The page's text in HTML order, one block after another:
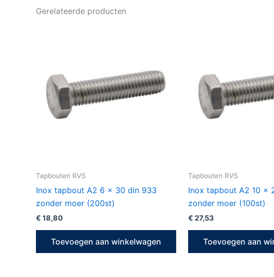
Gerelateerde producten
Tapbouten RVS
Inox tapbout A2 6 x 30 din 933
zonder moer (200st)
€ 18,80
Toevoegen aan winkelwagen
Tapbouten RVS
Inox tapbout A2 10 x
zonder moer (100st)
€ 27,53
Toevoegen aan